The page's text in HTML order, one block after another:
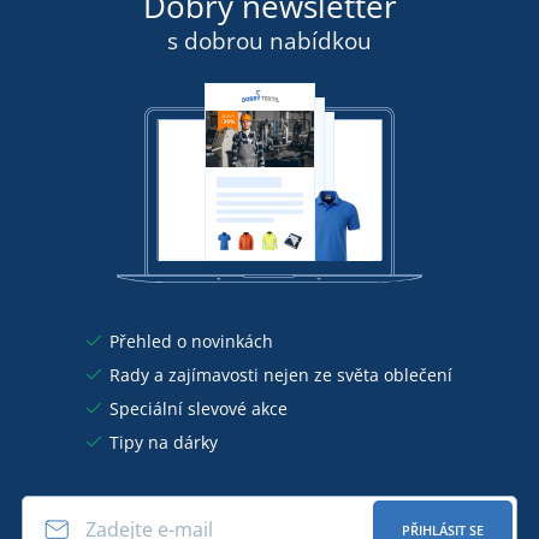
s dobrou nabídkou
Přehled o novinkách
Rady a zajímavosti nejen ze světa oblečení
Speciální slevové akce
Tipy na dárky
PŘIHLÁSIT SE